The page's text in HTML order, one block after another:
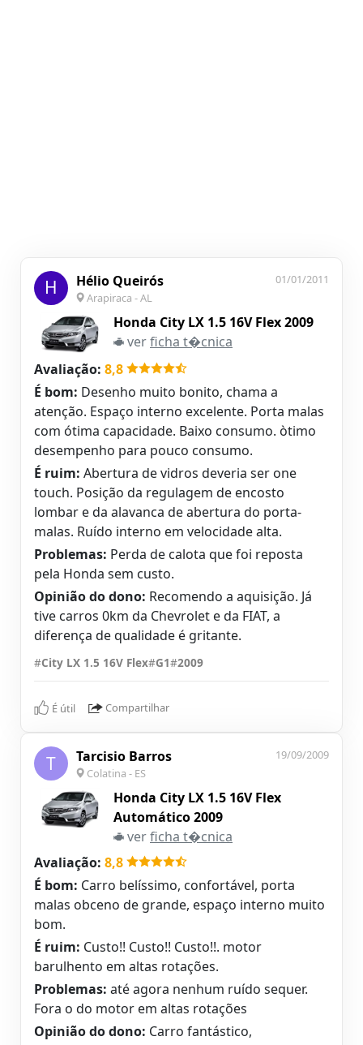
H Hélio Queirós
Arapiraca - AL
01/01/2011
Honda City LX 1.5 16V Flex 2009
verficha t�cnica
Avaliação: 8,8
É bom: Desenho muito bonito, chama a
atenção. Espaço interno excelente. Porta malas
com ótima capacidade. Baixo consumo. òtimo
desempenho para pouco consumo.
É ruim: Abertura de vidros deveria ser one
touch. Posição da regulagem de encosto
lombar e da alavanca de abertura do porta-
malas. Ruído interno em velocidade alta.
Problemas: Perda de calota que foi reposta
pela Honda sem custo.
Opinião do dono: Recomendo a aquisição. Já
tive carros 0km da Chevrolet e da FIAT, a
diferença de qualidade é gritante.
#City LX 1.5 16V Flex#G1#2009
É útil Compartilhar
T Tarcisio Barros
Colatina - ES
19/09/2009
Honda City LX 1.5 16V Flex
Automático 2009
verficha t�cnica
Avaliação: 8,8
É bom: Carro belíssimo, confortável, porta
malas obceno de grande, espaço interno muito
bom.
É ruim: Custo!! Custo!! Custo!!. motor
barulhento em altas rotações.
Problemas: até agora nenhum ruído sequer.
Fora o do motor em altas rotações
Opinião do dono: Carro fantástico,